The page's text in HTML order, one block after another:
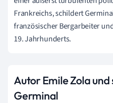
Frankreichs, schildert
französischer Bergarbeiter
19. Jahrhunderts.
Autor Emile Zola
Germinal